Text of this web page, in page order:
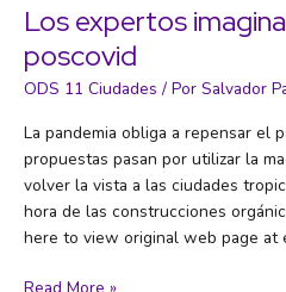
Los expertos
poscovid
ODS 11 Ciudades / Por Salvador
La pandemia obliga a repensar el
propuestas pasan por utilizar la
volver la vista a las ciudades
hora de las construcciones
here to view original web page at
Los